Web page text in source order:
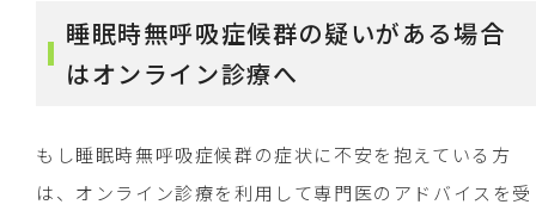
睡眠時無呼吸症候群の疑いがある場合
はオンライン診療へ
もし睡眠時無呼吸症候群の症状に不安を抱えている方
は、オンライン診療を利用して専門医のアドバイスを受